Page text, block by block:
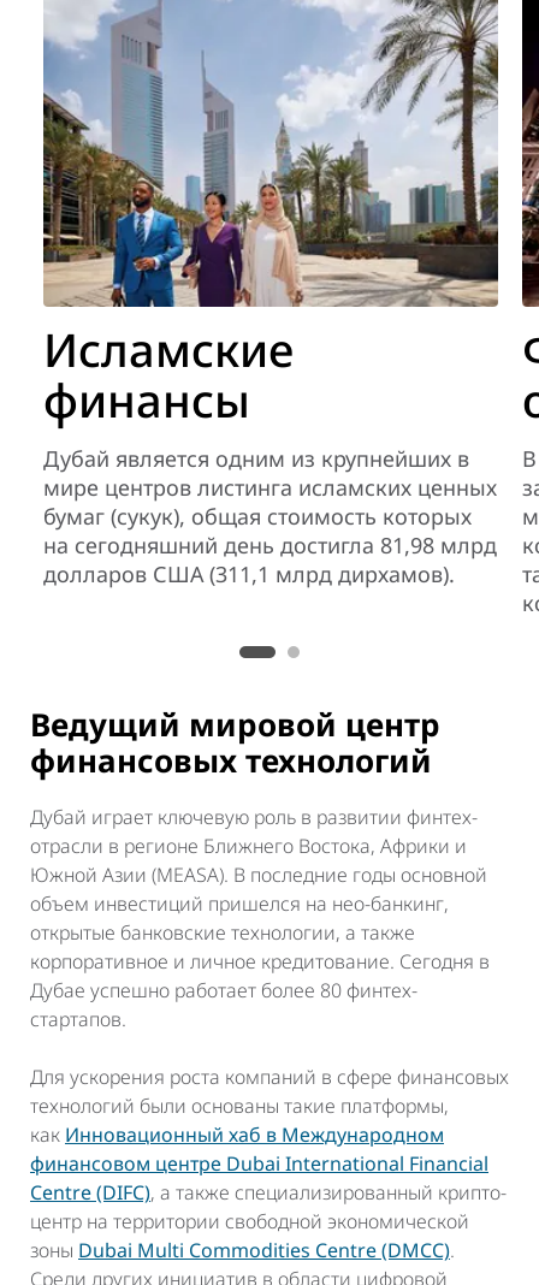
Исламские
финансы
Дубай является одним из крупнейших в
мире центров листинга исламских ценных
бумаг (сукук), общая стоимость которых
на сегодняшний день достигла 81,98 млрд
долларов США (311,1 млрд дирхамов).
Ведущий мировой центр
финансовых технологий
Дубай играет ключевую роль в развитии финтех-
отрасли в регионе Ближнего Востока, Африки и
Южной Азии (MEASA). В последние годы основной
объем инвестиций пришелся на нео-банкинг,
открытые банковские технологии, а также
корпоративное и личное кредитование. Сегодня в
Дубае успешно работает более 80 финтех-
стартапов.
Для ускорения роста компаний в сфере финансовых
технологий были основаны такие платформы,
как Инновационный хаб в Международном
финансовом центре Dubai International Financial
Centre (DIFC), а также специализированный крипто-
центр на территории свободной экономической
зоны Dubai Multi Commodities Centre (DMCC).
Среди других инициатив в области цифровой